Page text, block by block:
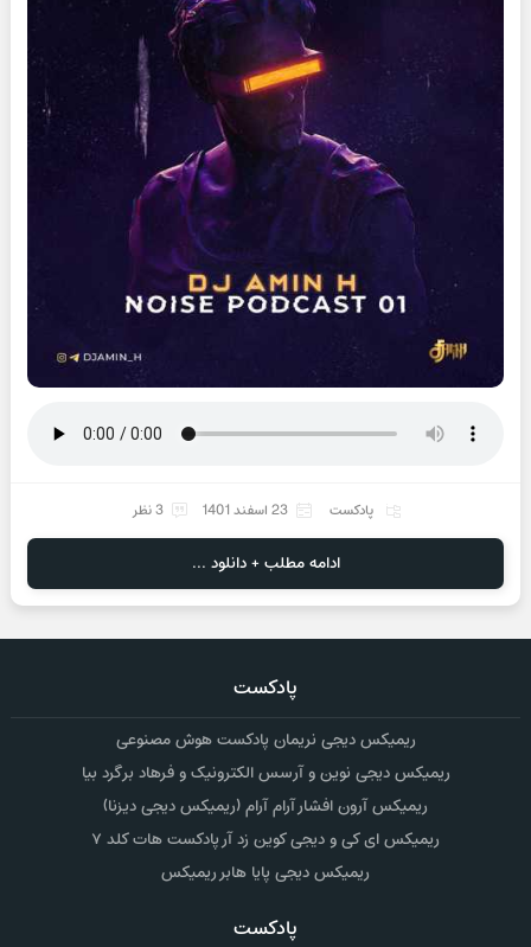
پادکست 23 اسفند 1401 3 نظر
ادامه مطلب + دانلود ...
پادکست
ریمیکس دیجی نریمان پادکست هوش مصنوعی
ریمیکس دیجی نوین و آرسس الکترونیک و فرهاد برگرد بیا
ریمیکس آرون افشار آرام آرام (ریمیکس دیجی دیزنا)
ریمیکس ای کی و دیجی کوین زد آر پادکست هات کلد ۷
ریمیکس دیجی پایا هابر ریمیکس
پادکست